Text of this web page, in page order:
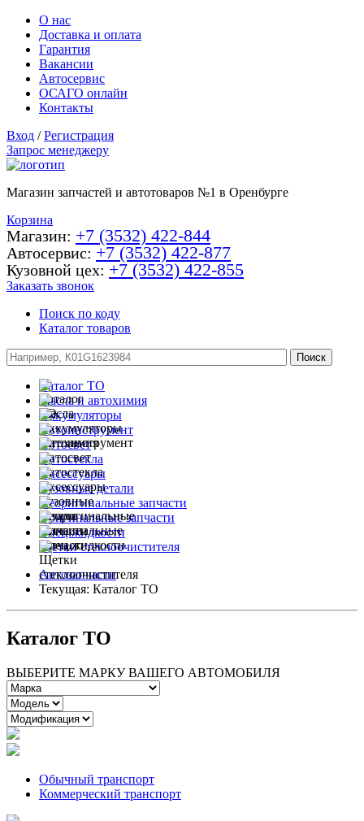
О нас
Доставка и оплата
Гарантия
Вакансии
Автосервис
ОСАГО онлайн
Контакты
Вход / Регистрация
Запрос менеджеру
Магазин запчастей и автотоваров №1 в Оренбурге
Корзина
Магазин: +7 (3532) 422-844
Автосервис: +7 (3532) 422-877
Кузовной цех: +7 (3532) 422-855
Заказать звонок
Поиск по коду
Каталог товаров
Каталог ТО
Масла и автохимия
Аккумуляторы
Автоинструмент
Автосвет
Автостекла
Аксессуары
Кузовные детали
Неоригинальные запчасти
Оригинальные запчасти
Спец.жидкости
Щетки стеклоочистителя
Автозапчасти
Текущая: Каталог ТО
Каталог ТО
ВЫБЕРИТЕ МАРКУ ВАШЕГО АВТОМОБИЛЯ
Обычный транспорт
Коммерческий транспорт